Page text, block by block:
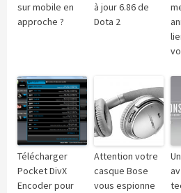
sur mobile en
approche ?
à jour 6.86 de
Dota 2
Télécharger
Pocket DivX
Encoder pour
Attention votre
casque Bose
vous espionne